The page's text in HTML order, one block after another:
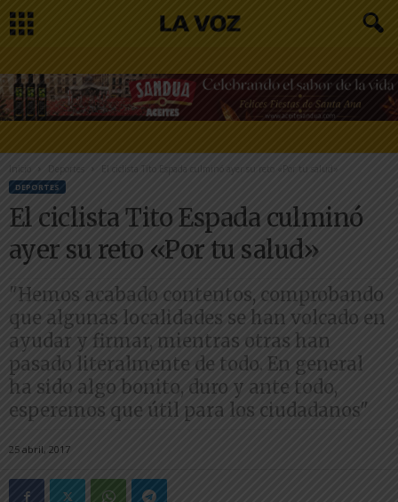
Inicio El ciclista Tito Espada culminó ayer su reto «Por tu salud»
DEPORTES
El ciclista Tito Espada culminó
ayer su reto «Por tu salud»
"Hemos acabado contentos, comprobando
que algunas localidades se han volcado en
ayudar y firmar, mientras otras han
pasado literalmente de todo. En general
ha sido algo bonito, duro y ante todo,
esperemos que útil para los ciudadanos"
25 abril, 2017